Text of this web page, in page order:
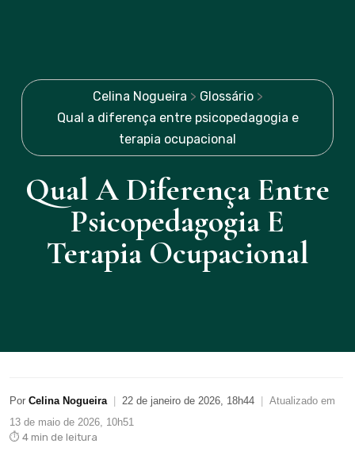
Celina Nogueira > Glossário>
Qual a diferença entre psicopedagogia e
terapia ocupacional
Qual A Diferença Entre
Psicopedagogia E
Terapia Ocupacional
Por Celina Nogueira 22 de janeiro de 2026, 18h44
Atualizado em
13 de maio de 2026, 10h51
⏱ 4 min de leitura